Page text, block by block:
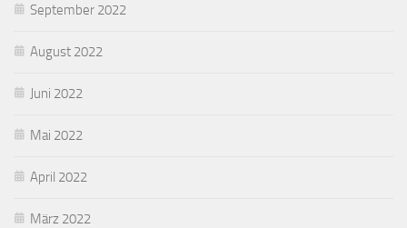
September 2022
August 2022
Juni 2022
Mai 2022
April 2022
März 2022